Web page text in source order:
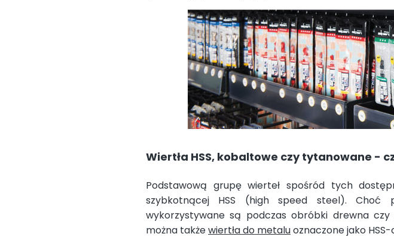
Wiertła HSS, kobaltowe czy tytanowane -
Podstawową grupę wierteł spośród tych
szybkotnącej HSS (high speed steel). Choć
wykorzystywane są podczas obróbki drewna
można takżewiertła do metaluoznaczone jako